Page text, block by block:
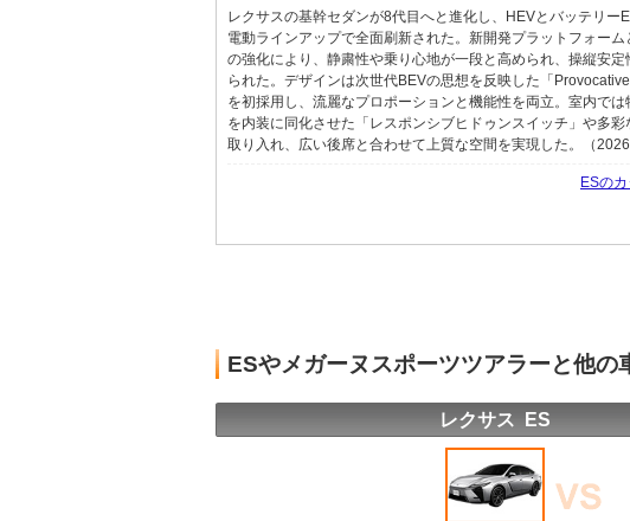
レクサスの基幹セダンが8代目へと進化し、HEVとバッテリー
電動ラインアップで全面刷新された。新開発プラットフォーム
の強化により、静粛性や乗り心地が一段と高められ、操縦安定
られた。デザインは次世代BEVの思想を反映した「Provocative
を初採用し、流麗なプロポーションと機能性を両立。室内では
を内装に同化させた「レスポンシブヒドゥンスイッチ」や多彩
取り入れ、広い後席と合わせて上質な空間を実現した。（
ESの
ESやメガーヌスポーツツアラーと他の
レクサス ES